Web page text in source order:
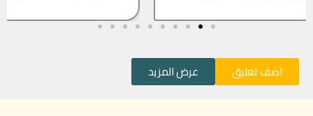
اضف تعليق عرض المزيد